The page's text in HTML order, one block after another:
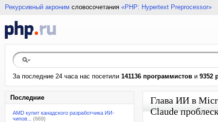
Рекурсивный акроним словосочетания «PHP: Hypertext Preprocessor»
За последние 24 часа нас посетили 141136 программистов и 9352
Последние
AMD купит канадского разработчика ИИ-
чипов...
(669)
Глава ИИ в
Claude